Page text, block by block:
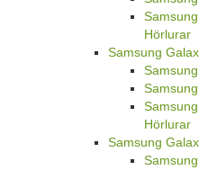
Hörlurar
Samsung
Hörlurar
Samsung